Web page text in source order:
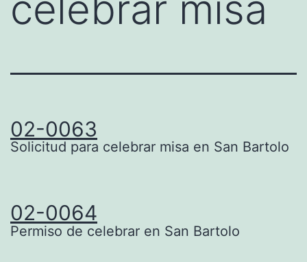
02-0063
Solicitud para celebrar misa en San Bartolo
02-0064
Permiso de celebrar en San Bartolo